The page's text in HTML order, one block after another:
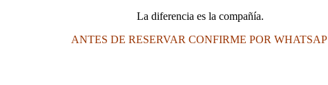
La diferencia es la compañía.
ANTES DE RESERVAR CONFIRME POR WHATSAP